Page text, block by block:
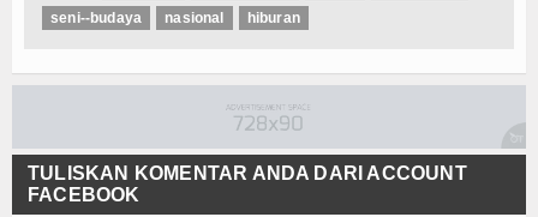
seni--budaya
nasional hiburan
TULISKAN KOMENTAR ANDA DARI ACCOUNT
FACEBOOK